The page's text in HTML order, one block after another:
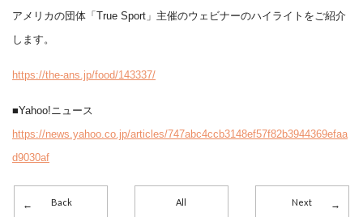
アメリカの団体「True Sport」主催のウェビナーのハイライトをご紹介
します。
https://the-ans.jp/food/143337/
■Yahoo!ニュース
https://news.yahoo.co.jp/articles/747abc4ccb3148ef57f82b3944369efaa
d9030af
Back All Next